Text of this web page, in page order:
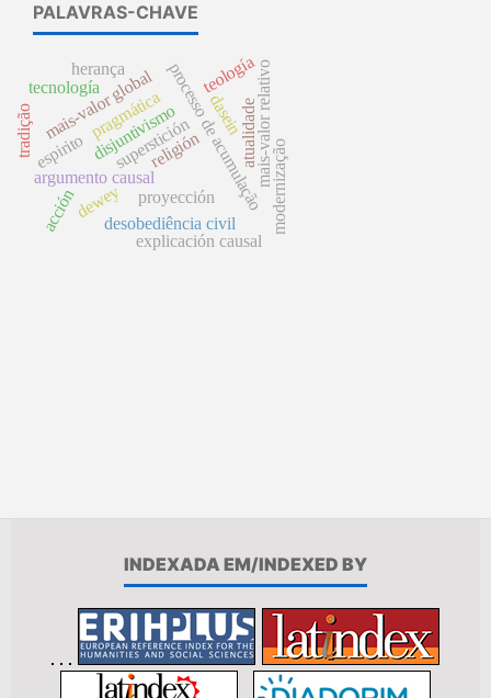
PALAVRAS-CHAVE
argumento causal
superstición
proyección
processo de acumulação
mais-valor global mais-valor relativo
disjuntivismo
religión
tecnología
dewey
teología
espirito
desobediência civil
dasein
herança
modernização
tradição pragmática
explicación causal
acción
atualidade
INDEXADA EM/INDEXED BY